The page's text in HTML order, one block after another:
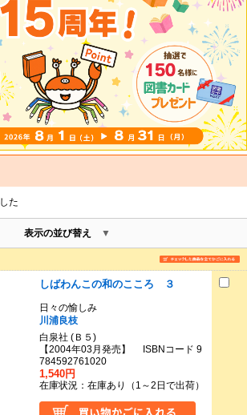
た
表示の並び替え
しばわんこの和のこころ ３
日々の愉しみ
川浦良枝
白泉社 (Ｂ５)
【2004年03月発売】 ISBNコード 9
784592761020
1,540円
在庫状況：在庫あり（1～2日で出荷）